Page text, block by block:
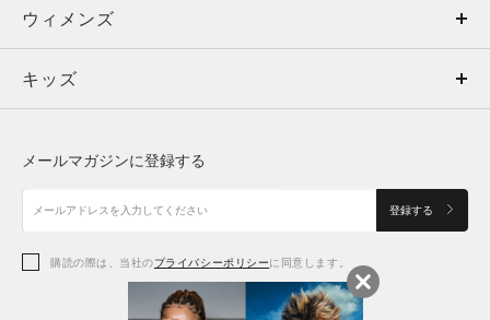
ウィメンズ
キッズ
アクセサリー
トップス
ボトムス
アクセサリー
ウィメンズ
トップス
シューズ
アクセサリー
キッズ
シューズ
メールマガジンに登録する
登録する
購読の際は、当社のプライバシーポリシーに同意します。